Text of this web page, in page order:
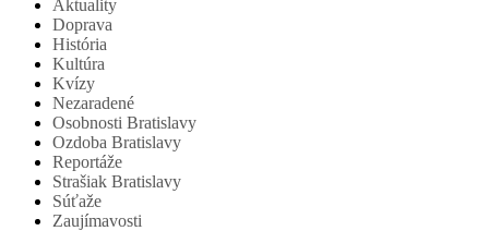
Aktuality
Doprava
História
Kultúra
Kvízy
Nezaradené
Osobnosti Bratislavy
Ozdoba Bratislavy
Reportáže
Strašiak Bratislavy
Súťaže
Zaujímavosti